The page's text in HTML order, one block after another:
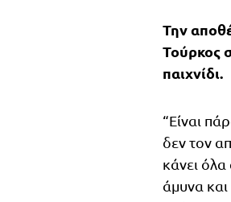
Την
Τούρκος
παιχνίδι.
“Είναι
δεν τον
κάνει
άμυνα και